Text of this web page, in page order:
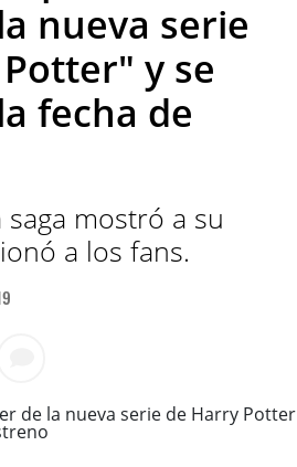
nueva serie
y se
fecha de
mostró a su
a los fans.